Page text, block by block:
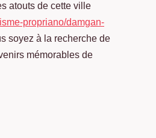
atouts de cette ville
propriano/damgan-
soyez à la recherche de
mémorables de